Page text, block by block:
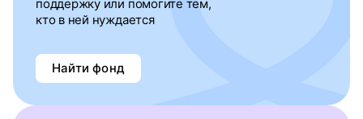
поддержку или помогите тем,
кто в ней нуждается
Найти фонд